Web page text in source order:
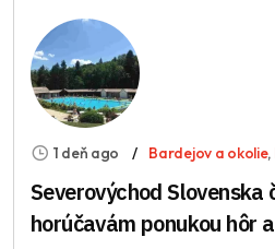
1 deň ago Bardejov a okolie,
Severovýchod Slovenska
horúčavám ponukou hôr